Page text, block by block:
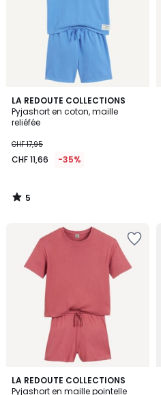
LA REDOUTE COLLECTIONS
Pyjashort en coton, maille
reliéfée
CHF 17,95
CHF 11,66 -35%
5
/
5
5
/
LA REDOUTE COLLECTIONS
Pyjashort en maille pointelle
4
/